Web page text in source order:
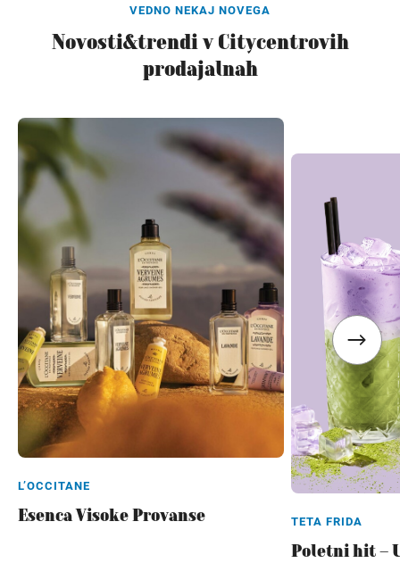
VEDNO NEKAJ NOVEGA
Novosti&trendi v Citycentrovih
prodajalnah
L’OCCITANE
Esenca Visoke Provanse TETA FRIDA
Poletni hit –